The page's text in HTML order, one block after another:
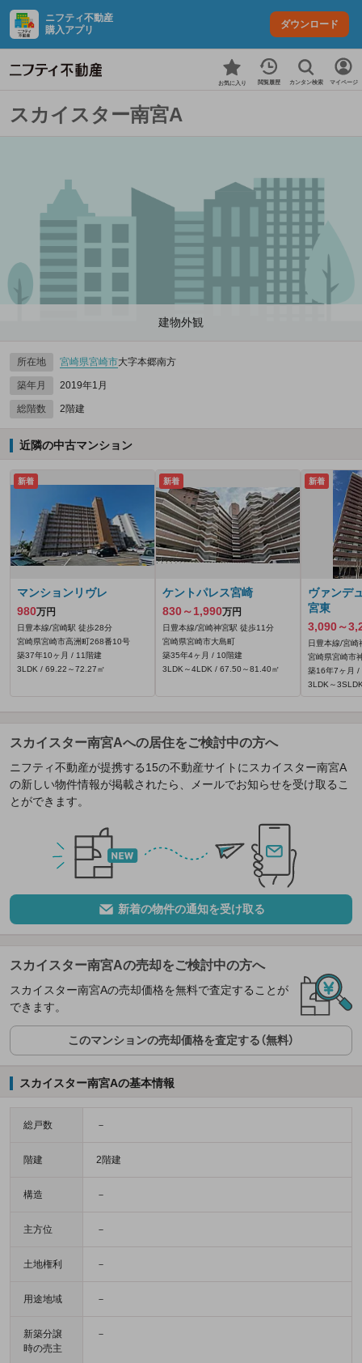
ニフティ不動産
購入アプリ
ダウンロード
お気に入り 閲覧履歴 カンタン検索 マイページ
スカイスター南宮A
建物外観
所在地 宮崎県宮崎市大字本郷南方
築年月 2019年1月
総階数 2階建
近隣の中古マンション
新着
マンションリヴレ
980万円
日豊本線/宮崎駅 徒歩28分
宮崎県宮崎市高洲町268番10号
築37年10ヶ月 / 11階建
3LDK / 69.22～72.27㎡
新着
ケントパレス宮崎
830～1,990万円
日豊本線/宮崎神宮駅 徒歩11分
宮崎県宮崎市大島町
築35年4ヶ月 / 10階建
3LDK～4LDK / 67.50～81.40㎡
新着
ヴァンデ
宮東
3,090～
日豊本線/宮崎
宮崎県宮崎市
築16年7ヶ月 /
3LDK～
スカイスター南宮Aへの居住をご検討中の方へ
ニフティ不動産が提携する15の不動産サイトにスカイスター南宮A
の新しい物件情報が掲載されたら、メールでお知らせを受け取るこ
とができます。
新着の物件の通知を受け取る
スカイスター南宮Aの売却をご検討中の方へ
スカイスター南宮Aの売却価格を無料で査定することが
できます。
このマンションの売却価格を査定する（無料）
スカイスター南宮Aの基本情報
総戸数 －
階建 2階建
構造 －
主方位 －
土地権利 －
用途地域 －
新築分譲
時の売主
－